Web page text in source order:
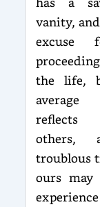
vanity,
excuse
the life,
others,
troublous
ours may